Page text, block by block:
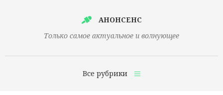
АНОНСЕНС
Только самое актуальное и волнующее
Все рубрики